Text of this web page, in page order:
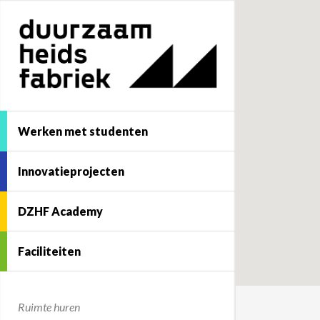
Werken met studenten
Innovatieprojecten
DZHF Academy
Faciliteiten
Ruimte huren